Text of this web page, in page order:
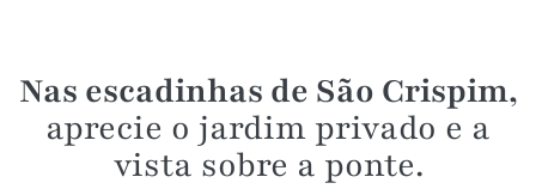
Nas escadinhas de São Crispim,
aprecie o jardim privado e a
vista sobre a ponte.